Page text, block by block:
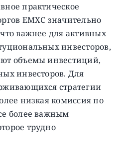
практическое
EMXC значительно
важнее для активных
инвесторов,
объемы инвестиций,
инвесторов. Для
стратегии
низкая комиссия по
более важным
трудно